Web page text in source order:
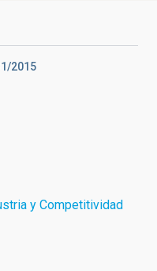
2015
y Competitividad